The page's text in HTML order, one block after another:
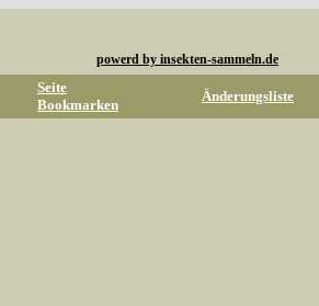
powerd by insekten-sammeln.de
Seite
Bookmarken
Änderungsliste